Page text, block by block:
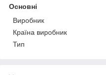
Основні
Виробник
Країна виробник
Тип